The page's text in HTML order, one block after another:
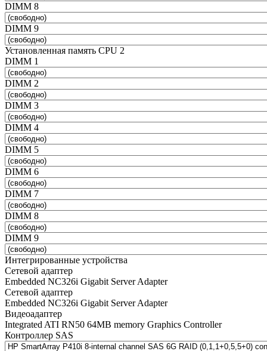
DIMM 8
DIMM 9
Установленная память CPU 2
DIMM 1
DIMM 2
DIMM 3
DIMM 4
DIMM 5
DIMM 6
DIMM 7
DIMM 8
DIMM 9
Интегрированные устройства
Сетевой адаптер
Embedded NC326i Gigabit Server Adapter
Сетевой адаптер
Embedded NC326i Gigabit Server Adapter
Видеоадаптер
Integrated ATI RN50 64MB memory Graphics Controller
Контроллер SAS